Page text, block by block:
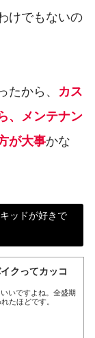
けでもないの
たから、 カス
、メンテナン
が大事かな
ッドが好きで
クってカッコ
いですよね。全盛期
たほどです。